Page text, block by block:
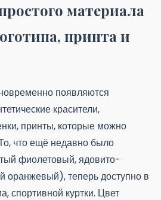
материала
принта и
появляются
красители,
принты, которые можно
что ещё недавно было
фиолетовый, ядовито-
оранжевый), теперь доступно в
спортивной куртки. Цвет